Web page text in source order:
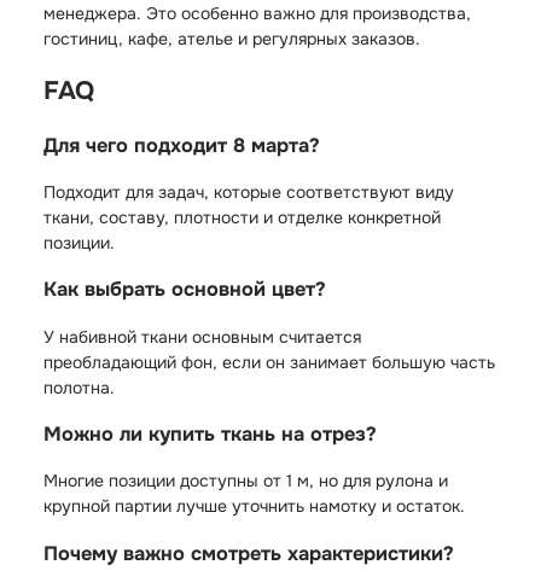
менеджера. Это особенно важно для производства,
гостиниц, кафе, ателье и регулярных заказов.
FAQ
Для чего подходит 8 марта?
Подходит для задач, которые соответствуют виду
ткани, составу, плотности и отделке конкретной
позиции.
Как выбрать основной цвет?
У набивной ткани основным считается
преобладающий фон, если он занимает большую часть
полотна.
Можно ли купить ткань на отрез?
Многие позиции доступны от 1 м, но для рулона и
крупной партии лучше уточнить намотку и остаток.
Почему важно смотреть характеристики?